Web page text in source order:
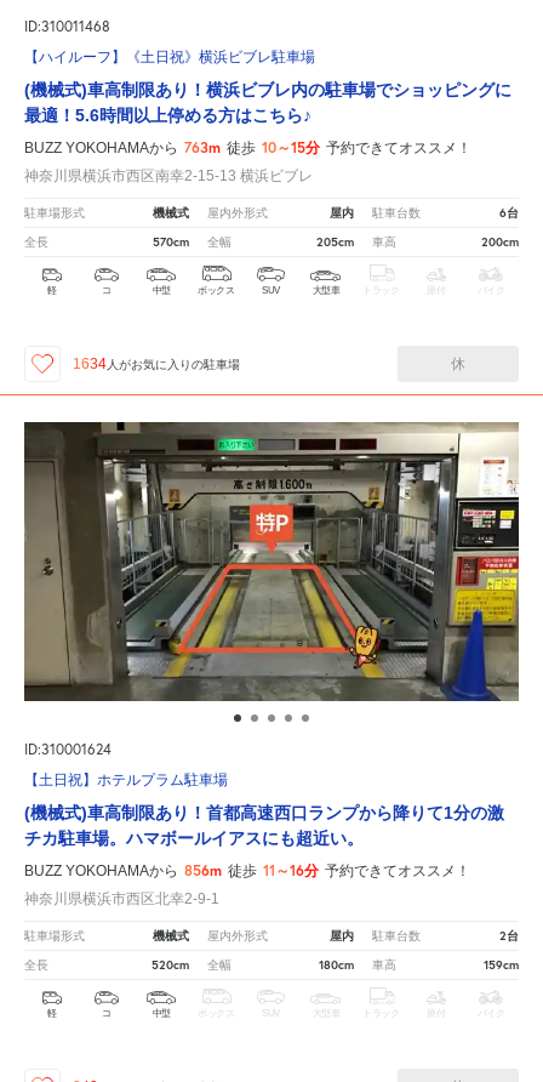
ID:310011468
【ハイルーフ】《土日祝》横浜ビブレ駐車場
(機械式)車高制限あり！横浜ビブレ内の駐車場でショッピングに
最適！5.6時間以上停める方はこちら♪
BUZZ YOKOHAMAから 763m 徒歩 10～15分 予約できてオススメ！
神奈川県横浜市西区南幸2-15-13 横浜ビブレ
駐車場形式 機械式 屋内外形式 屋内 駐車台数 6台
全長 570cm 全幅 205cm 車高 200cm
軽 コ 中型 ボックス SUV 大型車 トラック 原付 バイク
1634 人がお気に入りの駐車場 休
ID:310001624
【土日祝】ホテルプラム駐車場
(機械式)車高制限あり！首都高速西口ランプから降りて1分の激
チカ駐車場。ハマボールイアスにも超近い。
BUZZ YOKOHAMAから 856m 徒歩 11～16分 予約できてオススメ！
神奈川県横浜市西区北幸2-9-1
駐車場形式 機械式 屋内外形式 屋内 駐車台数 2台
全長 520cm 全幅 180cm 車高 159cm
軽 コ 中型 ボックス SUV 大型車 トラック 原付 バイク